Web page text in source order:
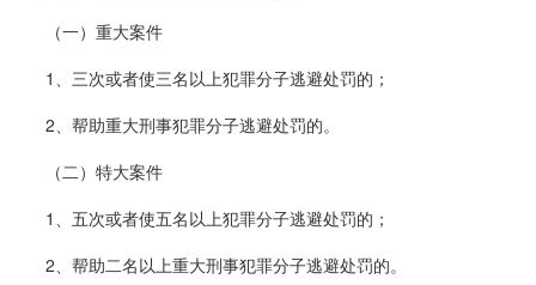
（一）重大案件
1、三次或者使三名以上犯罪分子逃避处罚的；
2、帮助重大刑事犯罪分子逃避处罚的。
（二）特大案件
1、五次或者使五名以上犯罪分子逃避处罚的；
2、帮助二名以上重大刑事犯罪分子逃避处罚的。